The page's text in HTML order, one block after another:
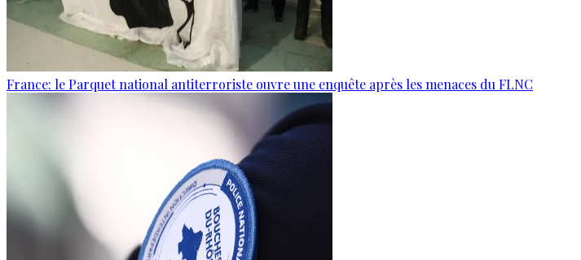
France: le Parquet national antiterroriste ouvre une enquête après les menaces du FLNC